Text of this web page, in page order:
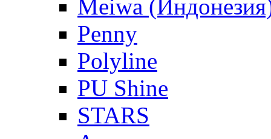
Meiwa
Penny
Polyline
PU Shine
STARS